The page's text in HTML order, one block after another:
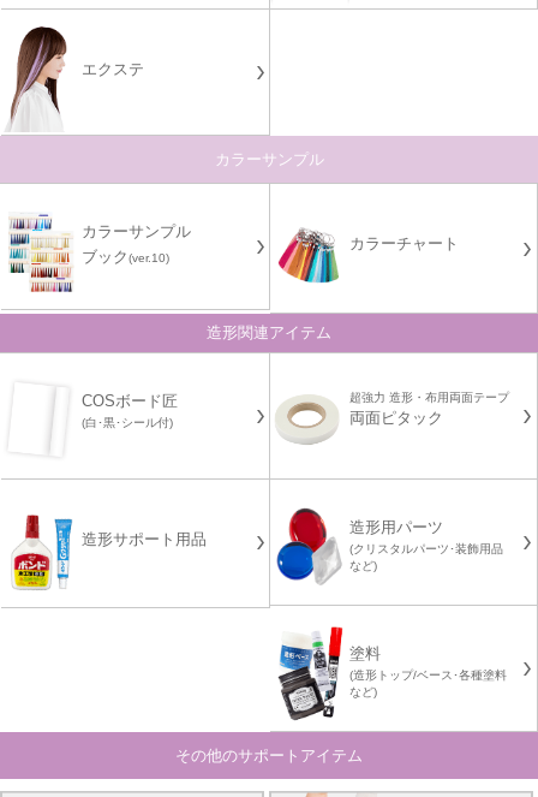
エクステ
カラーサンプル
カラーサンプル
ブック(ver.10)
カラーチャート
造形関連アイテム
COSボード匠
(白･黒･シール付)
超強力 造形・布用両面テープ
両面ピタック
造形サポート用品
造形用パーツ
(クリスタルパーツ･装飾用品
など)
塗料
(造形トップ/ベース･各種塗料
など)
その他のサポートアイテム